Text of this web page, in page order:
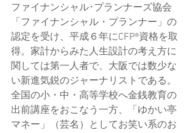
ファイナンシャル･プランナーズ協会
「ファイナンシャル・プランナー」の
認定を受け、平成６年にCFP®資格を取
得。家計からみた人生設計の考え方に
関しては第一人者で、大阪では数少な
い新進気鋭のジャーナリストである。
全国の小・中・高等学校へ金銭教育の
出前講座をおこなう一方、「ゆかい亭
マネー」（芸名）としてお笑い系のお